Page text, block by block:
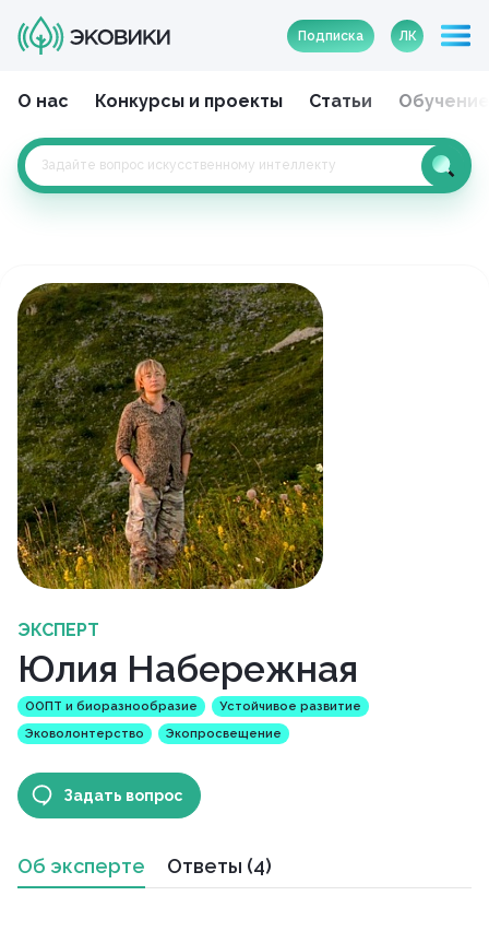
Подписка ЛК
О нас Конкурсы и проекты Статьи Обучение
ЭКСПЕРТ
Юлия Набережная
ООПТ и биоразнообразие
Устойчивое развитие
Эковолонтерство
Экопросвещение
Задать вопрос
Об эксперте Ответы (4)